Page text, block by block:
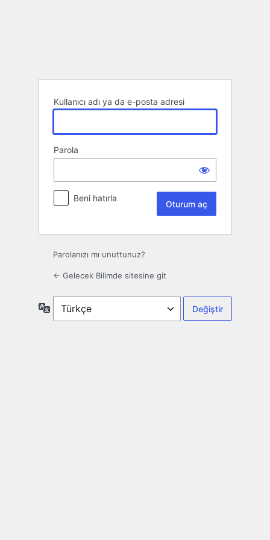
Kullanıcı adı ya da e-posta adresi
Parola
Beni hatırla
Parolanızı mı unuttunuz?
← Gelecek Bilimde sitesine git
Dil